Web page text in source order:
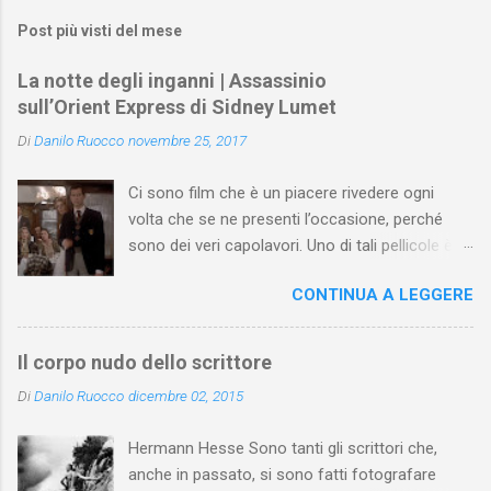
Post più visti del mese
La notte degli inganni | Assassinio
sull’Orient Express di Sidney Lumet
DiDanilo Ruocco novembre 25, 2017
Ci sono film che è un piacere rivedere ogni
volta che se ne presenti l’occasione, perché
sono dei veri capolavori. Uno di tali pellicole è
Tratto dall'omonimo romanzo di Agatha
Christie (pubblicato prima a puntate nel 1933 e,
poi, in volume l’anno seguente), il film di Lumet
ambientato nel 1930 e ispirato alla Christie da
l’assassinio del piccolo figlio dell’aviatore
Charles Lindbergh (nel romanzo e nel film
CONTINUA A LEGGERE
Il corpo nudo dello scrittore
DiDanilo Ruocco dicembre 02, 2015
Hermann Hesse Sono tanti gli scrittori che,
anche in passato, si sono fatti fotografare